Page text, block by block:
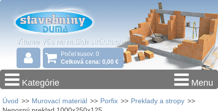
Počet kusov: 0
Celková cena: 0,00 €
Kategórie Menu
Úvod >> Murovací materiál >> Porfix >> Preklady a stropy >>